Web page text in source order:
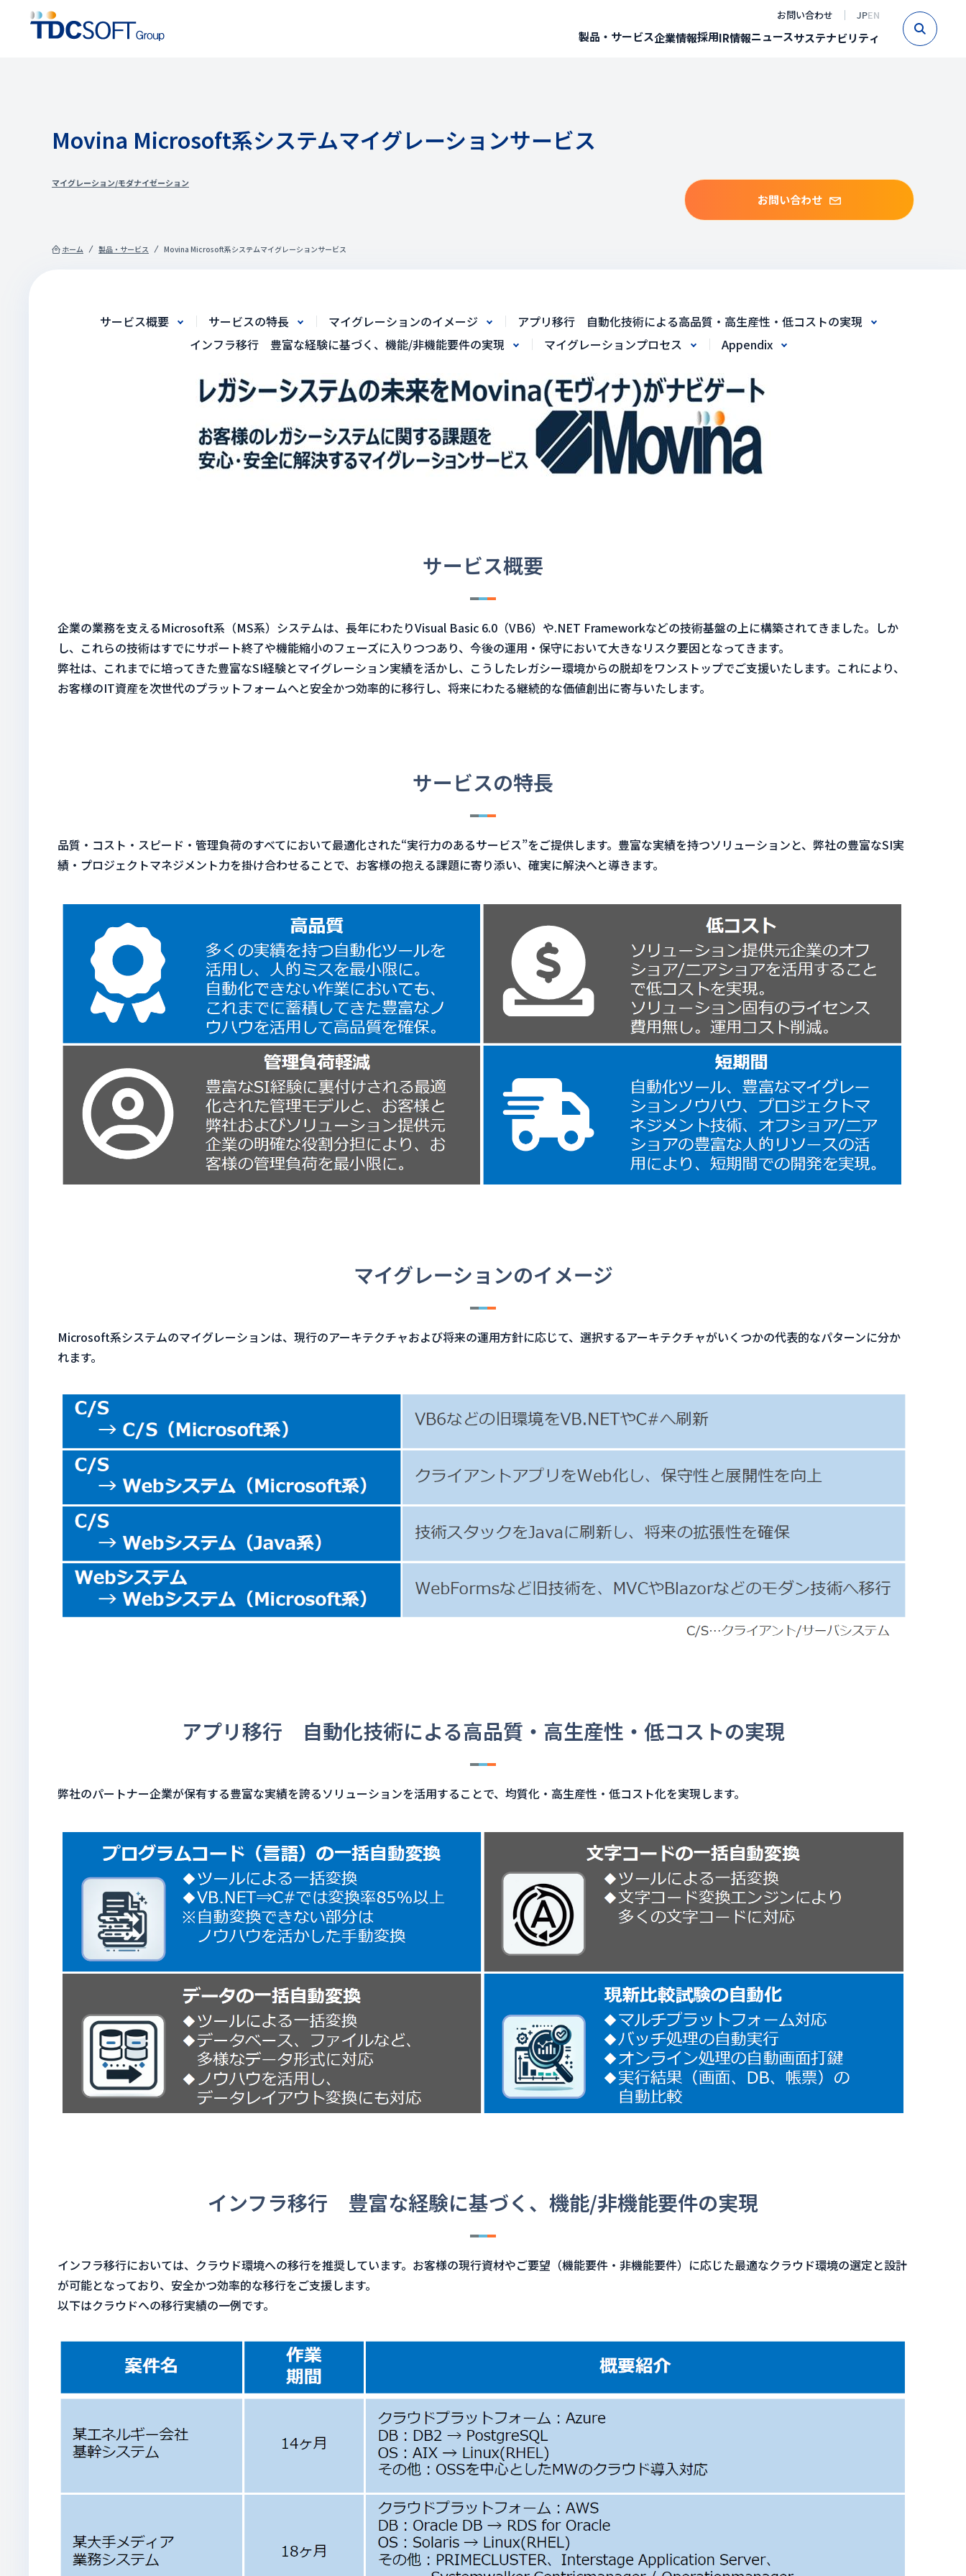
製品・サービス企業情報採用IR情報ニュースサステナビリティ
お問い合わせ JPEN
Movina Microsoft系システムマイグレーションサービス
マイグレーション/モダナイゼーション
お問い合わせ
ホーム 製品・サービス Movina Microsoft系システムマイグレーションサービス
サービス概要 サービスの特長 マイグレーションのイメージ
アプリ移行 自動化技術による高品質・高生産性・低コストの実現
インフラ移行 豊富な経験に基づく、機能/非機能要件の実現
マイグレーションプロセス Appendix
サービス概要
企業の業務を支えるMicrosoft系（MS系）システムは、長年にわたりVisual Basic 6.0（VB6）や.NET Frameworkなどの技術基盤の上に構築されてきました。しか
し、これらの技術はすでにサポート終了や機能縮小のフェーズに入りつつあり、今後の運用・保守において大きなリスク要因となってきます。
弊社は、これまでに培ってきた豊富なSI経験とマイグレーション実績を活かし、こうしたレガシー環境からの脱却をワンストップでご支援いたします。これにより、
お客様のIT資産を次世代のプラットフォームへと安全かつ効率的に移行し、将来にわたる継続的な価値創出に寄与いたします。
サービスの特長
品質・コスト・スピード・管理負荷のすべてにおいて最適化された“実行力のあるサービス”をご提供します。豊富な実績を持つソリューションと、弊社の豊富なSI実
績・プロジェクトマネジメント力を掛け合わせることで、お客様の抱える課題に寄り添い、確実に解決へと導きます。
マイグレーションのイメージ
Microsoft系システムのマイグレーションは、現行のアーキテクチャおよび将来の運用方針に応じて、選択するアーキテクチャがいくつかの代表的なパターンに分か
れます。
アプリ移行 自動化技術による高品質・高生産性・低コストの実現
弊社のパートナー企業が保有する豊富な実績を誇るソリューションを活用することで、均質化・高生産性・低コスト化を実現します。
インフラ移行 豊富な経験に基づく、機能/非機能要件の実現
インフラ移行においては、クラウド環境への移行を推奨しています。お客様の現行資材やご要望（機能要件・非機能要件）に応じた最適なクラウド環境の選定と設計
が可能となっており、安全かつ効率的な移行をご支援します。
以下はクラウドへの移行実績の一例です。